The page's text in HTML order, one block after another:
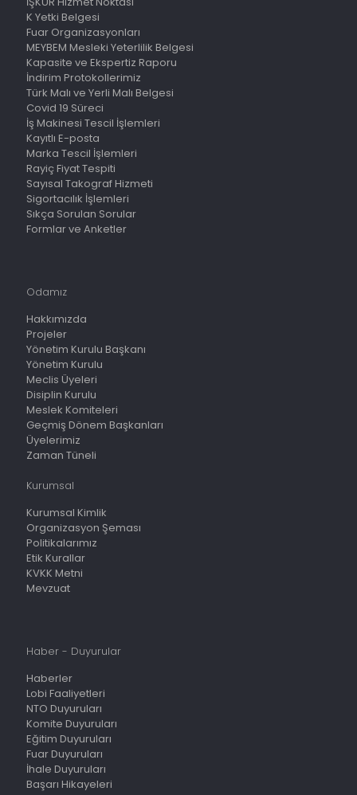
K Yetki Belgesi
Fuar Organizasyonları
MEYBEM Mesleki Yeterlilik Belgesi
Kapasite ve Ekspertiz Raporu
İndirim Protokollerimiz
Türk Malı ve Yerli Malı Belgesi
Covid 19 Süreci
İş Makinesi Tescil İşlemleri
Kayıtlı E-posta
Marka Tescil İşlemleri
Rayiç Fiyat Tespiti
Sayısal Takograf Hizmeti
Sigortacılık İşlemleri
Sıkça Sorulan Sorular
Formlar ve Anketler
Odamız
Hakkımızda
Projeler
Yönetim Kurulu Başkanı
Yönetim Kurulu
Meclis Üyeleri
Disiplin Kurulu
Meslek Komiteleri
Geçmiş Dönem Başkanları
Üyelerimiz
Zaman Tüneli
Kurumsal
Kurumsal Kimlik
Organizasyon Şeması
Politikalarımız
Etik Kurallar
KVKK Metni
Mevzuat
Haber - Duyurular
Haberler
Lobi Faaliyetleri
NTO Duyuruları
Komite Duyuruları
Eğitim Duyuruları
Fuar Duyuruları
İhale Duyuruları
Başarı Hikayeleri